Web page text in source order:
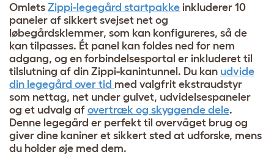
Omlets Zippi-legegård startpakke inkluderer 10
paneler af sikkert svejset net og
løbegårdsklemmer, som kan konfigureres, så de
kan tilpasses. Ét panel kan foldes ned for nem
adgang, og en forbindelsesportal er inkluderet til
tilslutning af din Zippi-kanintunnel. Du kan udvide
din legegård over tid med valgfrit ekstraudstyr
som nettag, net under gulvet, udvidelsespaneler
og et udvalg af overtræk og skyggende dele.
Denne legegård er perfekt til overvåget brug og
giver dine kaniner et sikkert sted at udforske, mens
du holder øje med dem.